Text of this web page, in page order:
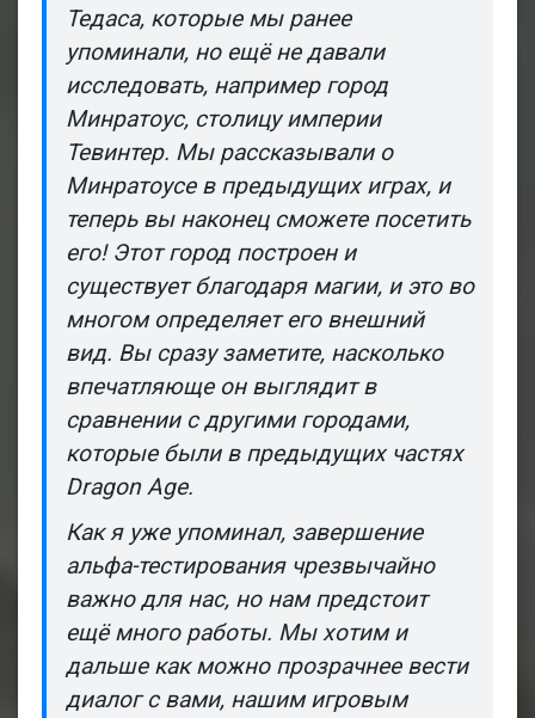
Тедаса, которые мы ранее
упоминали, но ещё не давали
исследовать, например город
Минратоус, столицу империи
Тевинтер. Мы рассказывали о
Минратоусе в предыдущих играх, и
теперь вы наконец сможете посетить
его! Этот город построен и
существует благодаря магии, и это во
многом определяет его внешний
вид. Вы сразу заметите, насколько
впечатляюще он выглядит в
сравнении с другими городами,
которые были в предыдущих частях
Dragon Age.
Как я уже упоминал, завершение
альфа-тестирования чрезвычайно
важно для нас, но нам предстоит
ещё много работы. Мы хотим и
дальше как можно прозрачнее вести
диалог с вами, нашим игровым